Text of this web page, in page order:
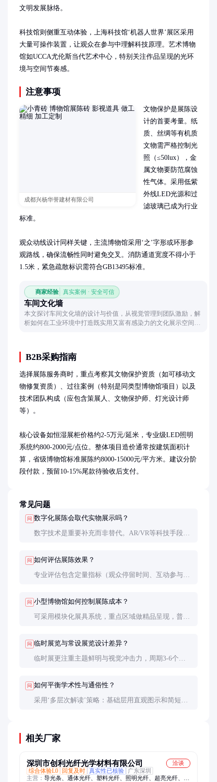
文明发展脉络。
科技馆则侧重互动体验，上海科技馆‘机器人世界’展区采用
大量可操作装置，让观众在参与中理解科技原理。艺术博物
馆如UCCA尤伦斯当代艺术中心，特别关注作品呈现的光环
境与空间节奏感。
注意事项
成都兴杨华誉建材有限公司
文物保护是展陈设
计的首要考量。纸
质、丝绸等有机质
文物需严格控制光
照（≤50lux），金
属文物要防范腐蚀
性气体。采用低紫
外线LED光源和过
滤玻璃已成为行业
标准。
观众动线设计同样关键，主流博物馆采用‘之’字形或环形参
观路线，确保流畅性同时避免交叉。消防通道宽度不得小于
1.5米，紧急疏散标识需符合GB13495标准。
商家经验 真实案例 · 安全可信
车间文化墙
本文探讨车间文化墙的设计与价值，从视觉管理到团队激励，解
析如何在工业环境中打造既实用又富有感染力的文化展示空间，
B2B采购指南
选择展陈服务商时，重点考察其文物保护资质（如可移动文
物修复资质）、过往案例（特别是同类型博物馆项目）以及
技术团队构成（应包含策展人、文物保护师、灯光设计师
等）。
核心设备如恒湿展柜价格约2-5万元/延米，专业级LED照明
系统约800-2000元/点位。整体项目造价通常按建筑面积计
算，省级博物馆标准展陈约8000-15000元/平方米。建议分阶
段付款，预留10-15%尾款待验收后支付。
常见问题
问 数字化展陈会取代实物展示吗？
数字技术是重要补充而非替代。AR/VR等科技手段能
洞窟与实物展品联动展示。
问 如何评估展陈效果？
专业评估包含定量指标（观众停留时间、互动参与
与情感共鸣度。
问 小型博物馆如何控制展陈成本？
可采用模块化展具系统，重点区域做精品呈现，普通
折扣。
问 临时展览与常设展览设计差异？
临时展更注重主题鲜明与视觉冲击力，周期3-6个
标准上要求一致。
问 如何平衡学术性与通俗性？
采用‘多层次解读’策略：基础层用直观图示和简短说
相关厂家
深圳市创利光纤光学材料有限公司
洽谈
综合体验L0
回复及时 真实性已核验
广东深圳
主营： 导光条、通体光纤、塑料光纤、照明光纤、超亮光纤、发